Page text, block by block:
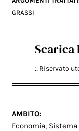
GRASSI
:: Riservato
AMBITO:
Economia, Sistema